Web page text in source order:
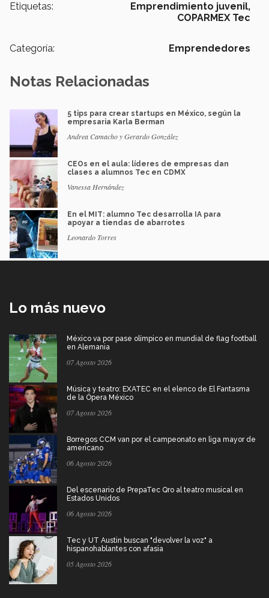
Etiquetas:
Emprendimiento juvenil,
COPARMEX Tec
Categoría: Emprendedores
Notas Relacionadas
5 tips para crear startups en México, según la
empresaria Karla Berman
Andrea Camacho y Gerardo González
CEOs en el aula: líderes de empresas dan
clases a alumnos Tec en CDMX
Vanessa Hernández
En el MIT: alumno Tec desarrolla IA para
apoyar a tiendas de abarrotes
Leonardo Torres
Lo más nuevo
México va por pase olímpico en mundial de flag football
en Alemania
07 Agosto 2026
Música y teatro: EXATEC en el elenco de El Fantasma
de la Ópera México
07 Agosto 2026
Borregos CCM van por el campeonato en liga mayor de
americano
06 Agosto 2026
Del escenario de PrepaTec Qro al teatro musical en
Estados Unidos
06 Agosto 2026
Tec y UT Austin buscan "devolver la voz" a
hispanohablantes con afasia
05 Agosto 2026